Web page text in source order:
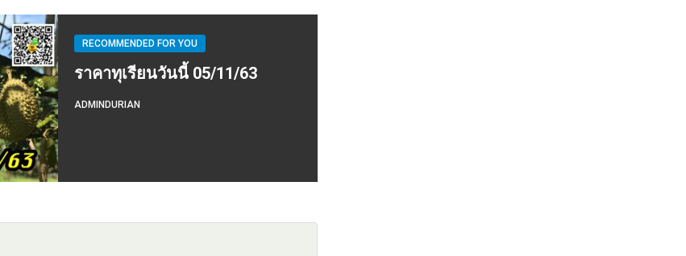
RECOMMENDED FOR YOU
ราคาทุเรียนวันนี้ 05/11/63
ADMINDURIAN